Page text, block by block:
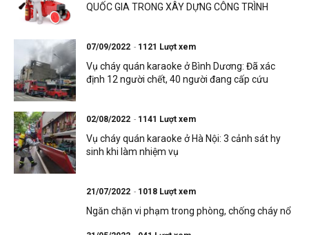
QUỐC GIA TRONG XÂY DỰNG CÔNG TRÌNH
07/09/2022 1121 Lượt xem
Vụ cháy quán karaoke ở Bình Dương: Đã xác
định 12 người chết, 40 người đang cấp cứu
02/08/2022 1141 Lượt xem
Vụ cháy quán karaoke ở Hà Nội: 3 cảnh sát hy
sinh khi làm nhiệm vụ
21/07/2022 1018 Lượt xem
Ngăn chặn vi phạm trong phòng, chống cháy nổ